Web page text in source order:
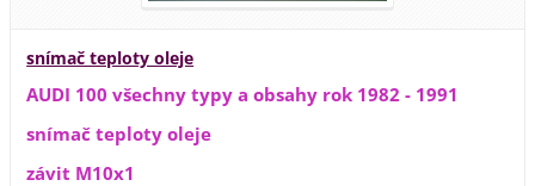
snímač teploty oleje
AUDI 100 všechny typy a obsahy rok 1982 - 1991
snímač teploty oleje
závit M10x1